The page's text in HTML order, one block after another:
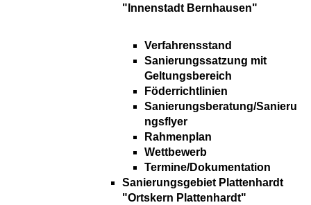
"Innenstadt Bernhausen"
Verfahrensstand
Sanierungssatzung mit
Geltungsbereich
Föderrichtlinien
Sanierungsberatung/Sanieru
ngsflyer
Rahmenplan
Wettbewerb
Termine/Dokumentation
Sanierungsgebiet Plattenhardt
"Ortskern Plattenhardt"